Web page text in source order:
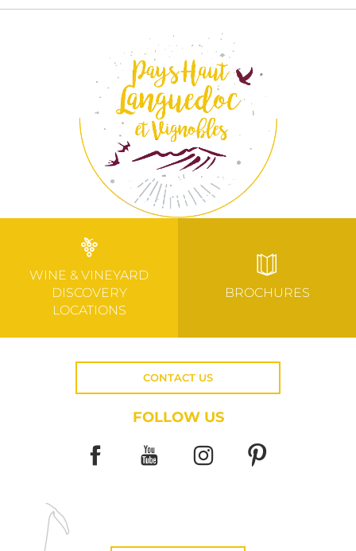
WINE & VINEYARD
DISCOVERY
LOCATIONS
BROCHURES
CONTACT US
FOLLOW US